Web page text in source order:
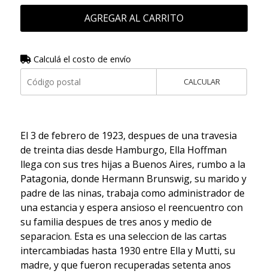
AGREGAR AL CARRITO
Calculá el costo de envío
CALCULAR
El 3 de febrero de 1923, despues de una travesia
de treinta dias desde Hamburgo, Ella Hoffman
llega con sus tres hijas a Buenos Aires, rumbo a la
Patagonia, donde Hermann Brunswig, su marido y
padre de las ninas, trabaja como administrador de
una estancia y espera ansioso el reencuentro con
su familia despues de tres anos y medio de
separacion. Esta es una seleccion de las cartas
intercambiadas hasta 1930 entre Ella y Mutti, su
madre, y que fueron recuperadas setenta anos